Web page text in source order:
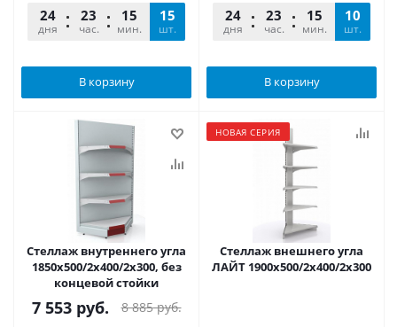
24
дня
23
час.
15
мин.
17
сек.
15
шт.
В корзину
24
дня
23
час.
15
мин.
17
сек.
10
шт.
В корзину
Стеллаж внутреннего угла
1850х500/2х400/2х300, без
концевой стойки
7 553руб. 8 885руб.
НОВАЯ СЕРИЯ
Стеллаж внешнего угла
ЛАЙТ 1900х500/2х400/2х300